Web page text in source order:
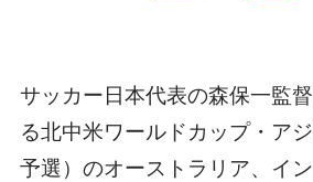
サッカー日本代表の森保一監
る北中米ワールドカップ・ア
予選）のオーストラリア、イ